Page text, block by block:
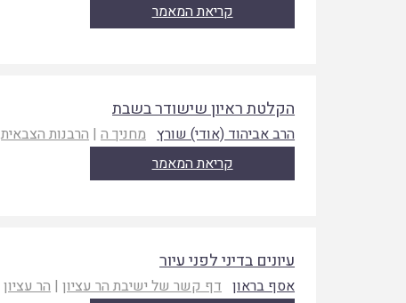
קריאת המאמר
הקלטת ראיון שישודר בשבת
הרב אביהוד (אודי) שורץ מחניך ה | הרבנות הצבאית
קריאת המאמר
עיונים בדיני לפני עיור
אסף בראון דף קשר של ישיבת הר עציון | הר עציון